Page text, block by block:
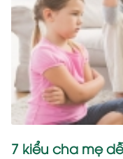
7 kiểu cha mẹ